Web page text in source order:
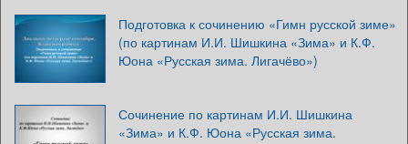
Подготовка к сочинению «Гимн русской зиме»
(по картинам И.И. Шишкина «Зима» и К.Ф.
Юона «Русская зима. Лигачёво»)
Сочинение по картинам И.И. Шишкина
«Зима» и К.Ф. Юона «Русская зима.